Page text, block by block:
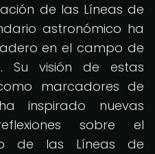
de las Líneas de
astronómico ha
en el campo de
Su visión de estas
marcadores de
inspirado nuevas
sobre el
de las Líneas de